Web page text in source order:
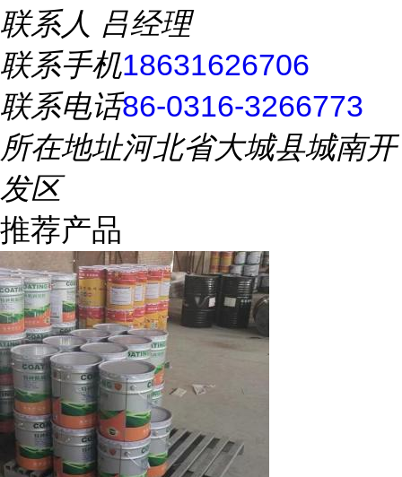
联系人 吕经理
联系手机18631626706
联系电话86-0316-3266773
所在地址河北省大城县城南开
发区
推荐产品